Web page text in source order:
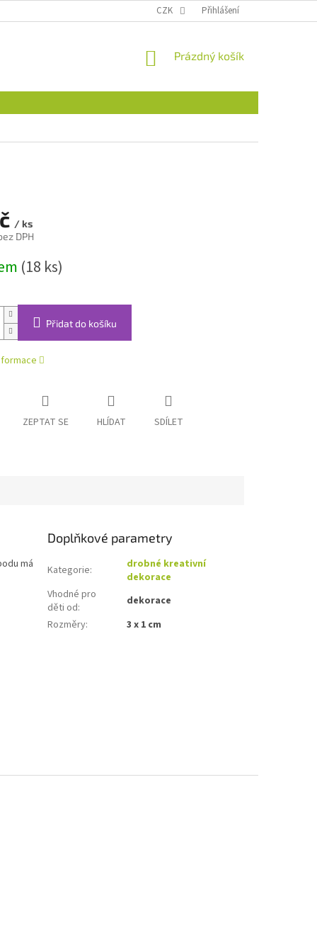
CZK Přihlášení
NÁKUPNÍ
Prázdný košík
/ ks
DPH
(18 ks)
Přidat do košíku
ZEPTAT SE HLÍDAT SDÍLET
má
Doplňkové parametry
Kategorie:
drobné kreativní
dekorace
Vhodné pro
děti od:
dekorace
Rozměry: 3 x 1 cm